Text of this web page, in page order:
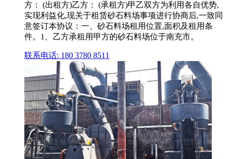
方： (出租方)乙方： (承租方)甲乙双方为利用各自优势,
实现利益化,现关于租赁砂石料场事项进行协商后,一致同
意签订本协议：一、砂石料场租用位置,面积及租用条
件。1、乙方承租用甲方的砂石料场位于南充市。
联系电话: 180 3780 8511